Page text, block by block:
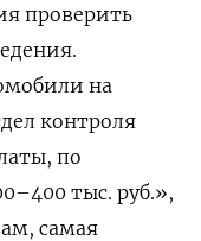
проверить
на
контроля
по
тыс. руб.»,
самая